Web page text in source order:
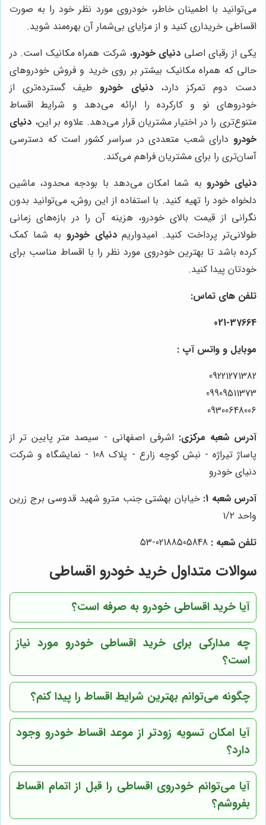
می‌توانید با اطمینان خاطر، خودروی مورد نظر خود را به صورت
اقساطی خریداری کنید و از مزایای بی‌شمار آن بهره‌مند شوید.
یکی از رقبای اصلی دنیای خودرو، شرکت همراه مکانیک است. در
حالی که همراه مکانیک بیشتر بر روی خرید و فروش خودروهای
دست دوم تمرکز دارد،دنیای خودرو طیف گسترده‌تری از
خودروهای نو و کارکرده را ارائه می‌دهد و شرایط اقساط
متنوع‌تری را در اختیار مشتریان قرار می‌دهد. علاوه بر این، دنیای
خودرو دارای شعب متعددی در سراسر کشور است که دسترسی
آسان‌تری را برای مشتریان فراهم می‌کند.
دنیای خودرو به شما امکان می‌دهد با بودجه محدود، ماشین
دلخواه خود را تهیه کنید. با استفاده از این روش، می‌توانید بدون
نگرانی از قیمت بالای خودرو، هزینه آن را در بازه‌های زمانی
طولانی‌تر پرداخت کنید. امیدواریمدنیای خودرو به شما کمک
کرده باشد تا بهترین خودروی مورد نظر را با اقساط مناسب برای
خودتان پیدا کنید.
تلفن های تماس:
021-37664
موبایل و واتس آپ :
09221271382
09909511373
09300648006
آدرس شعبه مرکزی: اشرفی اصفهانی - سیصد متر پایین تر از
پاساژ تیراژه - نبش کوچه زارع - پلاک 108 - نمایشگاه و شرکت
دنیای خودرو
آدرس شعبه 1:
خیابان بهشتی جنب مترو شهید قدوسی برج زرین
واحد ۱/۲
تلفن شعبه :
سوالات متداول خرید خودرو اقساطی
آیا خرید اقساطی خودرو به صرفه است؟
چه مدارکی برای خرید اقساطی خودرو مورد نیاز
است؟
چگونه می‌توانم بهترین شرایط اقساط را پیدا کنم؟
آیا امکان تسویه زودتر از موعد اقساط خودرو وجود
دارد؟
آیا می‌توانم خودروی اقساطی را قبل از اتمام اقساط
بفروشم؟